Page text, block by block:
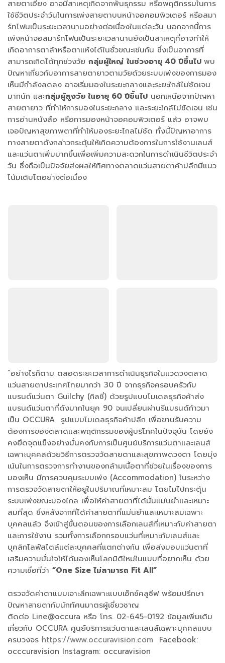
สายตาเอียง อาจมีสาเหตุเกิดจากพันธุกรรม หรือพฤติกรรมในการ
ใช้ชีวิตประจำวันในการเพ่งสายตาบนหน้าจอคอมพิวเตอร์ หรือสมา
ร์ทโฟนเป็นระยะเวลานานอย่างต่อเนื่องในแต่ละวัน นอกจากนี้การ
เพ่งหน้าจอสมาร์ทโฟนเป็นระยะเวลานานยังเป็นสาเหตุที่อาจทำให้
เกิดอาการตาล้าหรือตาแห้งได้ในชั่วขณะเช่นกัน ซึ่งเป็นอาการที่
สามารถเกิดได้ทุกช่วงวัย กลุ่มผู้ใหญ่ ในช่วงอายุ 40 ปีขึ้นไป พบ
ปัญหาเกี่ยวกับอาการสายตายาวตามวัยด้วยระบบเพ่งของการมอง
เห็นมีกำลังลดลง อาจเริ่มมองในระยะกลางและระยะใกล้ไม่ชัดเจน
มากนัก และกลุ่มผู้สูงวัย ในอายุ 60 ปีขึ้นไป นอกเหนือจากปัญหา
สายตายาว ที่ทำให้การมองในระยะกลาง และระยะใกล้ไม่ชัดเจน เช่น
การอ่านหนังสือ หรือการมองหน้าจอคอมพิวเตอร์ แล้ว อาจพบ
เจอปัญหาสุขภาพตาที่ทำให้มองระยะไกลไม่ชัด ทั้งนี้ปัญหาอาการ
ทางสายตาดังกล่าวกระตุ้นให้เกิดความต้องการในการใช้งานเลนส์
และแว่นตาเพิ่มมากขึ้นเพื่อเพิ่มความสะดวกในการดำเนินชีวิตประจำ
วัน ซึ่งถือเป็นปัจจัยส่งผลให้ทิศทางตลาดแว่นสายตาค้าปลีกมีแนว
โน้มเติบโตอย่างต่อเนื่อง
“อย่างไรก็ตาม ตลอดระยะเวลาการดำเนินธุรกิจในแวดวงตลาด
แว่นสายตาประเทศไทยมากว่า 30 ปี จากธุรกิจครอบครัวกับ
แบรนด์แว่นตา Guilchy (กิลชี่) ด้วยรูปแบบโมเดลธุรกิจค้าส่ง
แบรนด์แว่นตาที่ดังมากในยุค 90 จนเปลี่ยนผ่านรีแบรนด์ก้าวมา
เป็น OCCURA รูปแบบโมเดลธุรกิจค้าปลีก เพื่อขานรับความ
ต้องการของตลาดและพฤติกรรมของผู้บริโภคในปัจจุบัน โดยยัง
คงยึดจุดแข็งอย่างมั่นคงกับการเป็นศูนย์บริการแว่นตาและเลนส์
เฉพาะบุคคลด้วยวิธีการตรวจวัดสายตาและสุขภาพดวงตา โดยมุ่ง
เน้นในการตรวจการทำงานของกล้ามเนื้อตาที่ช่วยในเรื่องของการ
มองเห็น มีการควบคุมระบบเพ่ง (Accommodation) ในระหว่าง
การตรวจวัดสายตาให้อยู่ในปริมาณที่เหมาะสม โดยไม่ไปกระตุ้น
ระบบเพ่งขณะมองไกล เพื่อให้ค่าสายตาที่ได้นั้นแม่นยำและเหมาะ
สมที่สุด ซึ่งหลังจากที่ได้ค่าสายตาที่แม่นยำและเหมาะสมเฉพาะ
บุคคลแล้ว จึงเข้าสู่ขั้นตอนของการเลือกเลนส์ที่เหมาะกับค่าสายตา
และการใช้งาน รวมทั้งการเลือกกรอบแว่นที่เหมาะกับเลนส์และ
บุคลิกไลฟ์สไตล์แต่ละบุคคลที่แตกต่างกัน เพื่อส่งมอบแว่นตาที่
เสริมความมั่นใจให้ได้มองเห็นโลกมิติใหม่ในแบบที่อยากเห็น ด้วย
ความเชื่อที่ว่า “One Size ไม่สามารถ Fit All”
ตรวจวัดค่าตาแบบเจาะลึกเฉพาะแบบเอ็กซ์คลูซีฟ พร้อมปรึกษา
ปัญหาสายตากับนักทัศนมาตรผู้เชี่ยวชาญ
ติดต่อ Line@occura หรือ โทร. 02-645-0192 ข้อมูลเพิ่มเติม
เกี่ยวกับ OCCURA ศูนย์บริการแว่นตาและเลนส์เฉพาะบุคคลแบบ
ครบวงจร https://www.occuravision.com Facebook:
occcuravision Instagram: occuravision